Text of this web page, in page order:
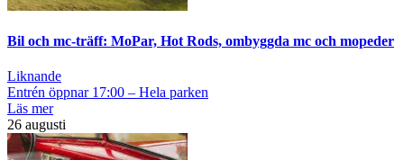
Bil och mc-träff: MoPar, Hot Rods, ombyggda mc och mopeder
Liknande
Entrén öppnar 17:00 – Hela parken
Läs mer
26 augusti